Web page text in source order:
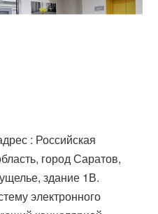
: Российская
город Саратов,
здание 1В.
электронного